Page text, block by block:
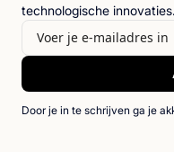
technologische innovaties.
Door je in te schrijven ga je